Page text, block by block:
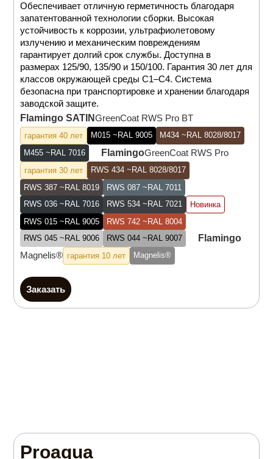
Обеспечивает отличную герметичность благодаря
запатентованной технологии сборки. Высокая
устойчивость к коррозии, ультрафиолетовому
излучению и механическим повреждениям
гарантирует долгий срок службы. Доступна в
размерах 125/90, 135/90 и 150/100. Гарантия 30 лет для
классов окружающей среды C1–C4. Система
безопасна при транспортировке и хранении благодаря
заводской защите.
Flamingo SATINGreenCoat RWS Pro BT
гарантия 40 лет M015 ~RAL 9005
M434 ~RAL 8028/8017
M455 ~RAL 7016
FlamingoGreenCoat RWS Pro
гарантия 30 лет
RWS 434 ~RAL 8028/8017
RWS 387 ~RAL 8019
RWS 087 ~RAL 7011
RWS 036 ~RAL 7016
RWS 534 ~RAL 7021
Новинка
RWS 015 ~RAL 9005
RWS 742 ~RAL 8004
RWS 045 ~RAL 9006
RWS 044 ~RAL 9007
Flamingo
Magnelis® гарантия 10 лет Magnelis®
Заказать
Proaqua